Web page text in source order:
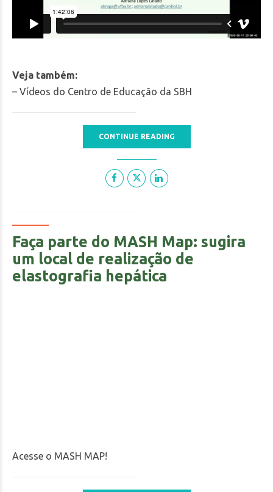
Veja também:
– Vídeos do Centro de Educação da SBH
CONTINUE READING
Faça parte do MASH Map: sugira
um local de realização de
elastografia hepática
Acesse o MASH MAP!